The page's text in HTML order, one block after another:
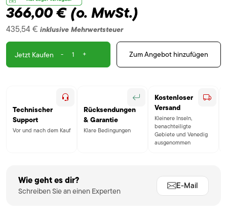
366,00 €(o. MwSt.)
435,54 € inklusive Mehrwertsteuer
Jetzt Kaufen - + Zum Angebot hinzufügen
Technischer
Support
Vor und nach dem Kauf
Rücksendungen
& Garantie
Klare Bedingungen
Kostenloser
Versand
Kleinere Inseln,
benachteiligte
Gebiete und Venedig
ausgenommen
Wie geht es dir?
Schreiben Sie an einen Experten
E-Mail